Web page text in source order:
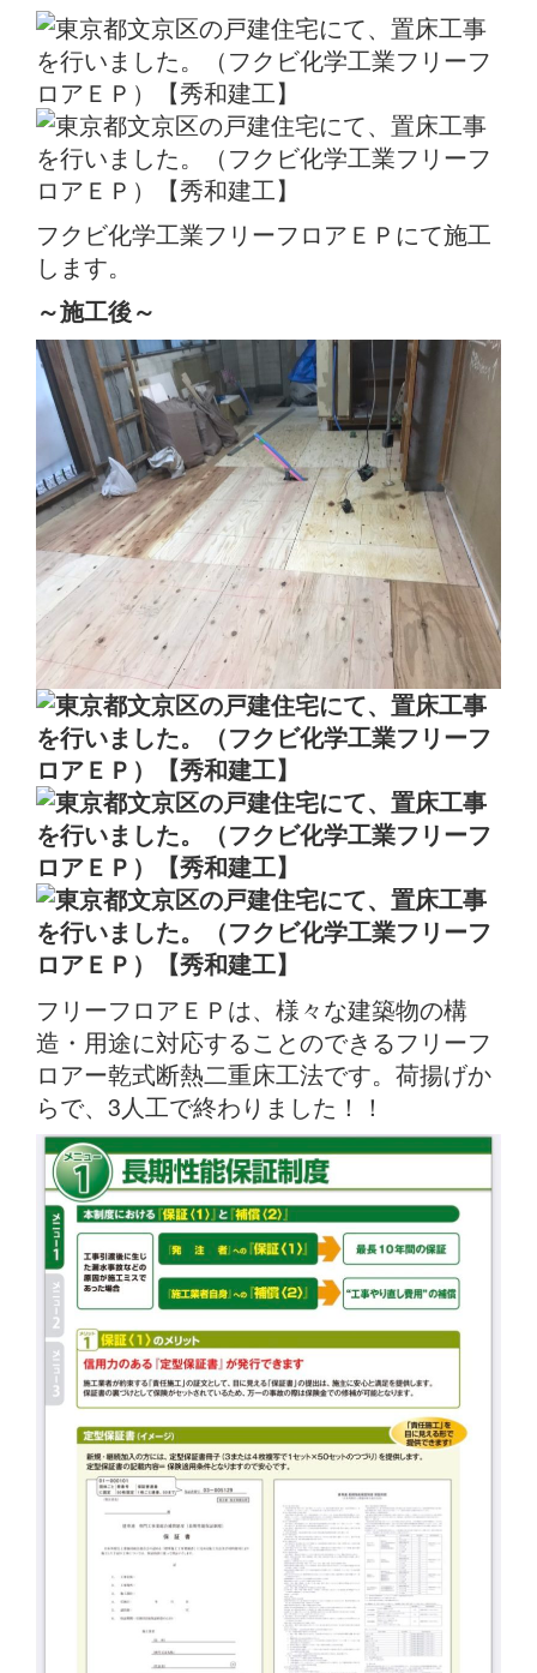
フクビ化学工業フリーフロアＥＰにて施工
します。
～施工後～
フリーフロアＥＰは、様々な建築物の構
造・用途に対応することのできるフリーフ
ロアー乾式断熱二重床工法です。荷揚げか
らで、3人工で終わりました！！